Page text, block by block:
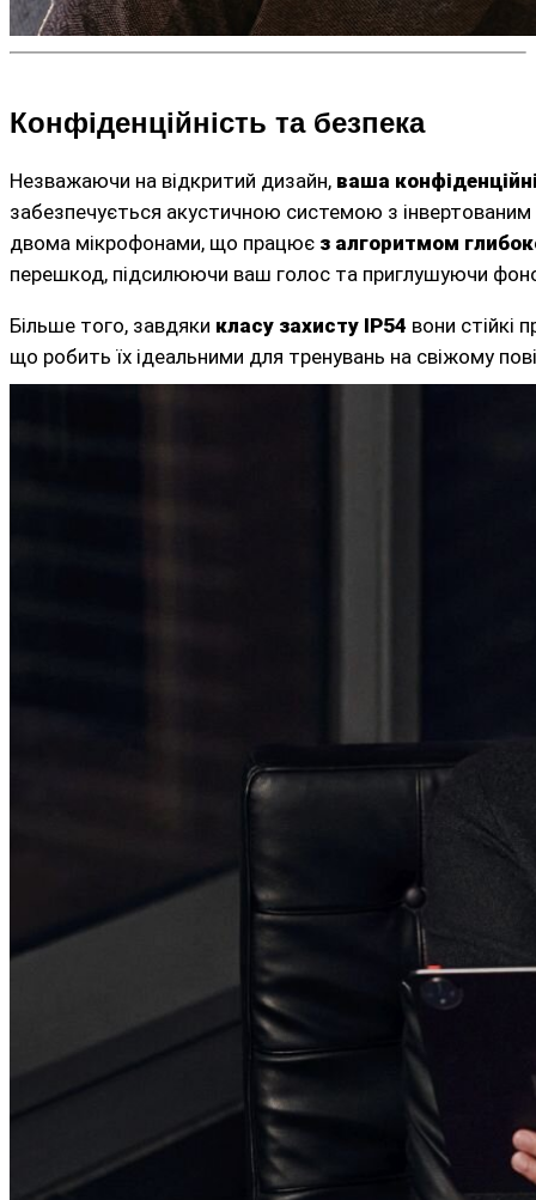
Конфіденційність та безпека
Незважаючи на відкритий дизайн, ваша
забезпечується акустичною системою з
двома мікрофонами, що працює з алгоритмом
перешкод, підсилюючи ваш голос та приглушуючи
Більше того, завдяки класу захисту IP54 вони стійкі
що робить їх ідеальними для тренувань на свіжому